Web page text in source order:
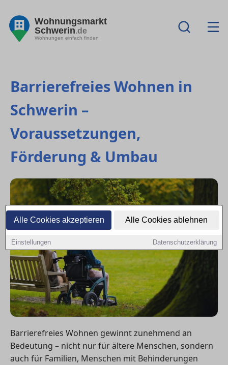
Alle Cookies akzeptieren Alle Cookies ablehnen
Einstellungen Datenschutzerklärung
Wohnungsmarkt
Schwerin.de
Wohnungen einfach finden
Barrierefreies Wohnen in
Schwerin –
Voraussetzungen,
Förderung & Umbau
Barrierefreies Wohnen gewinnt zunehmend an
Bedeutung – nicht nur für ältere Menschen, sondern
auch für Familien, Menschen mit Behinderungen